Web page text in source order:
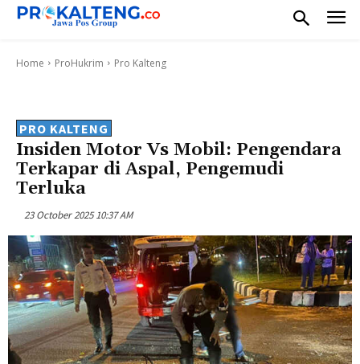
Home ProHukrim Pro Kalteng
PRO KALTENG
Insiden Motor Vs Mobil: Pengendara
Terkapar di Aspal, Pengemudi
Terluka
23 October 2025 10:37 AM